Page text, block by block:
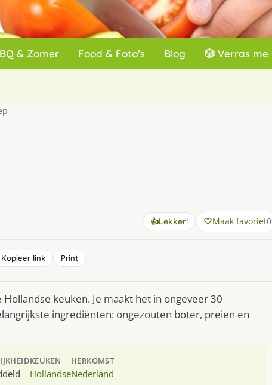
& Zomer Food & Foto’s Blog 🎲 Verras me
👍Lekker! Maak favoriet0
Kopieer link Print
keuken. Je maakt het in ongeveer 30
ingrediënten: ongezouten boter, preien en
KEUKEN
Hollandse
HERKOMST
Nederland